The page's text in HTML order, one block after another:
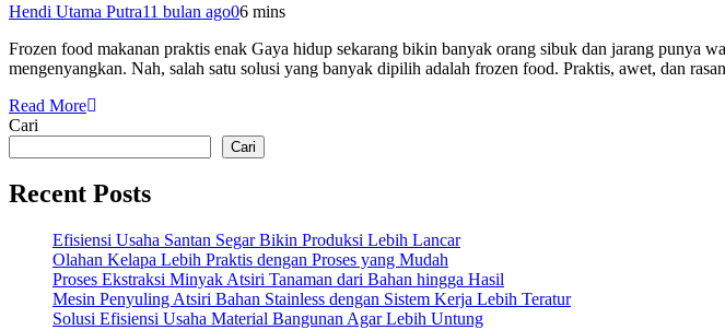
Hendi Utama Putra11 bulan ago06 mins
Frozen food makanan praktis enak Gaya hidup sekarang bikin banyak orang sibuk dan jarang punya
mengenyangkan. Nah, salah satu solusi yang banyak dipilih adalah frozen food. Praktis, awet, dan
Read More
Cari
Cari
Recent Posts
Efisiensi Usaha Santan Segar Bikin Produksi Lebih Lancar
Olahan Kelapa Lebih Praktis dengan Proses yang Mudah
Proses Ekstraksi Minyak Atsiri Tanaman dari Bahan hingga Hasil
Mesin Penyuling Atsiri Bahan Stainless dengan Sistem Kerja Lebih Teratur
Solusi Efisiensi Usaha Material Bangunan Agar Lebih Untung